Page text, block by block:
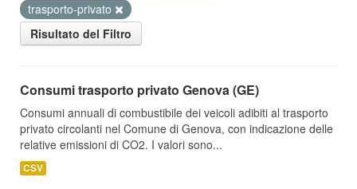
trasporto-privato
Risultato del Filtro
Consumi trasporto privato Genova (GE)
Consumi annuali di combustibile dei veicoli adibiti al trasporto
privato circolanti nel Comune di Genova, con indicazione delle
relative emissioni di CO2. I valori sono...
CSV